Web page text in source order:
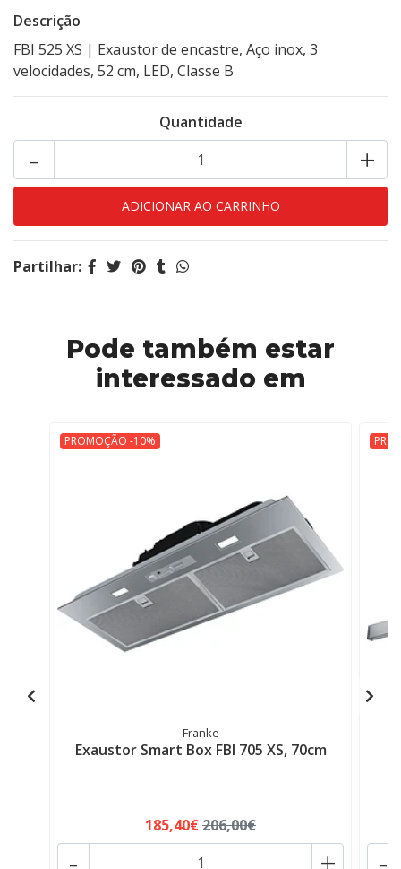
Descrição
FBI 525 XS | Exaustor de encastre, Aço inox, 3
velocidades, 52 cm, LED, Classe B
Quantidade
+
-
Partilhar:
Pode também estar
interessado em
PROMOÇÃO -10%
Franke
Exaustor Smart Box FBI 705 XS, 70cm
185,40€206,00€